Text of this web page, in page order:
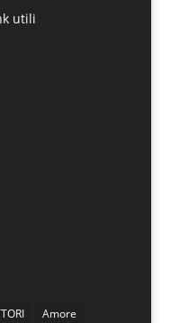
utili
Amore